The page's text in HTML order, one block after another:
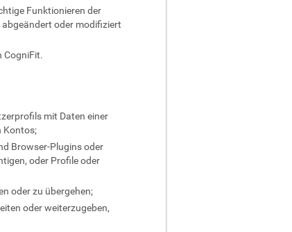
Funktionieren der
oder modifiziert
CogniFit.
mit Daten einer
Kontos;
Browser-Plugins oder
oder Profile oder
oder zu übergehen;
oder weiterzugeben,